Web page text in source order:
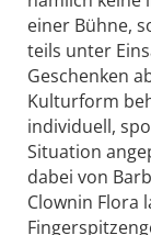
einer Bühne,
teils unter
Geschenken
Kulturform
individuell,
Situation
dabei von
Clownin Flora